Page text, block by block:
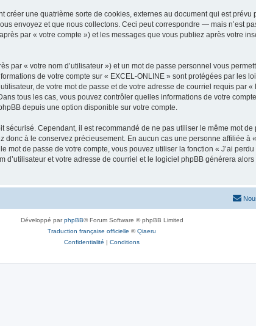
créer une quatrième sorte de cookies, externes au document qui est
envoyez et que nous collectons. Ceci peut correspondre — mais n’est
par « votre compte ») et les messages que vous publiez après votre
par « votre nom d’utilisateur ») et un mot de passe personnel vous
de votre compte sur « EXCEL-ONLINE » sont protégées par les
de votre mot de passe et de votre adresse de courriel requis par
tous les cas, vous pouvez contrôler quelles informations de votre
depuis une option disponible sur votre compte.
sécurisé. Cependant, il est recommandé de ne pas utiliser le même mot
donc à le conservez précieusement. En aucun cas une personne affiliée à
de passe de votre compte, vous pouvez utiliser la fonction « J’ai
et votre adresse de courriel et le logiciel phpBB générera
Développé parphpBB® Forum Software © phpBB Limited
Traduction française officielle ©Qiaeru
Confidentialité | Conditions